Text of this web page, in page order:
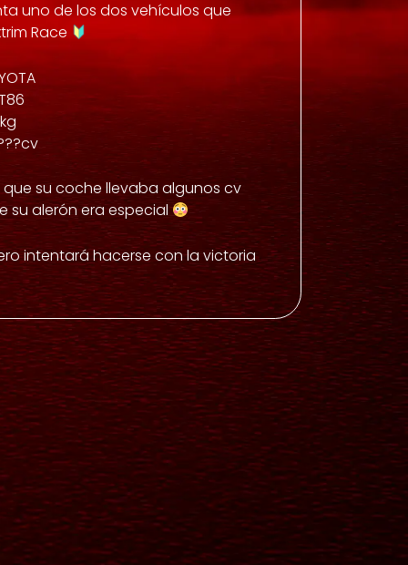
uno de los dos vehículos que
Race
su coche llevaba algunos cv
su alerón era especial
intentará hacerse con la victoria